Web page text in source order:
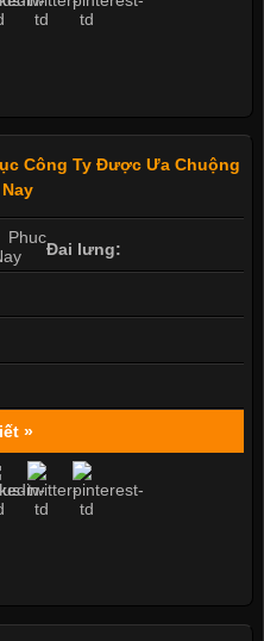
Công Ty Được Ưa Chuộng
Đai lưng:
»